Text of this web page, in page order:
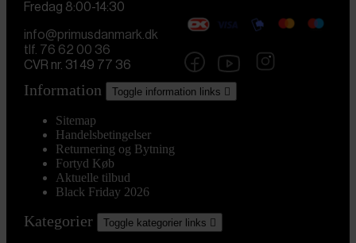
Fredag 8:00-14:30
info@primusdanmark.dk
tlf. 76 62 00 36
CVR nr. 31 49 77 36
Information Toggle information links 
Sitemap
Handelsbetingelser
Returnering og Bytning
Fortyd Køb
Aktuelle tilbud
Black Friday 2026
Kategorier Toggle kategorier links 